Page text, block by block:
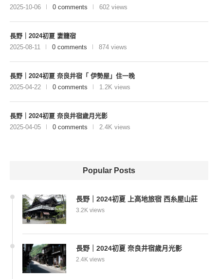
2025-10-06
0 comments 602 views
長野｜2024初夏 妻籠宿
2025-08-11
0 comments 874 views
長野｜2024初夏 奈良井宿「 伊勢屋」住一晚
2025-04-22
0 comments 1.2K views
長野｜2024初夏 奈良井宿歲月光影
2025-04-05
0 comments 2.4K views
Popular Posts
長野｜2024初夏 上高地旅宿 西糸屋山莊
3.2K views
長野｜2024初夏 奈良井宿歲月光影
2.4K views